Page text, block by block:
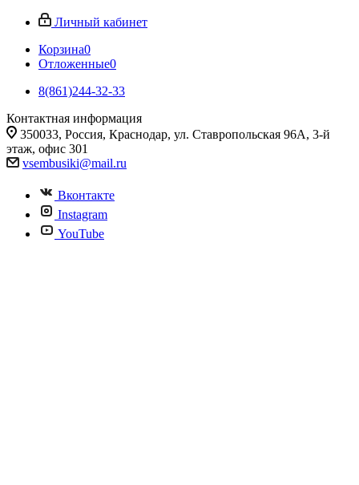
Личный кабинет
Корзина0
Отложенные0
8(861)244-32-33
Контактная информация
350033, Россия, Краснодар, ул. Ставропольская 96А, 3-й
этаж, офис 301
vsembusiki@mail.ru
Вконтакте
Instagram
YouTube